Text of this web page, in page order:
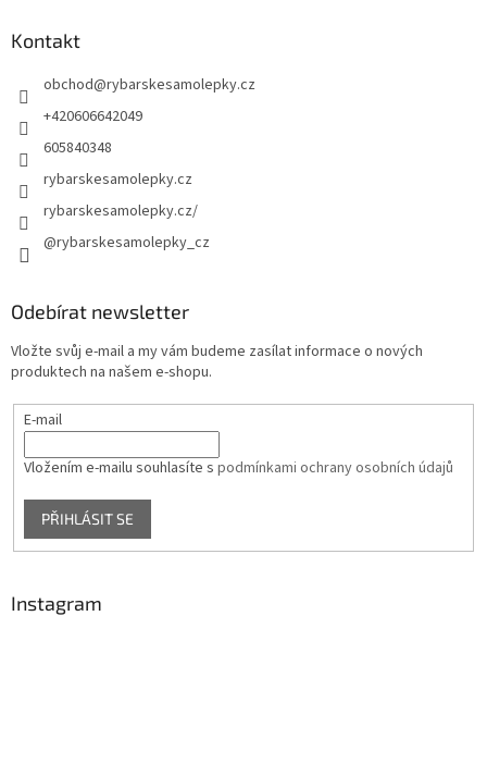
Kontakt
obchod@rybarskesamolepky.cz
+420606642049
605840348
rybarskesamolepky.cz
rybarskesamolepky.cz/
@rybarskesamolepky_cz
Odebírat newsletter
Vložte svůj e-mail a my vám budeme zasílat informace o nových
produktech na našem e-shopu.
E-mail
Vložením e-mailu souhlasíte s podmínkami ochrany osobních údajů
PŘIHLÁSIT SE
Instagram